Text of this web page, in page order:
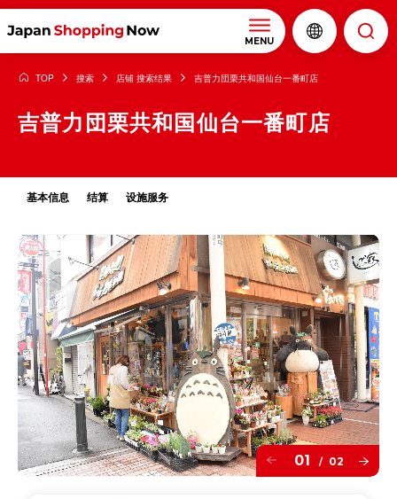
MENU
TOP 搜索 店铺 搜索结果 吉普力団栗共和国仙台一番町店
吉普力団栗共和国仙台一番町店
基本信息 结算 设施服务
01 / 02